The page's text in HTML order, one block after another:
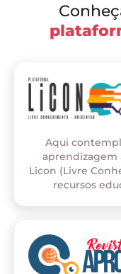
Aqui
aprendizagem
Licon (Livre
recursos